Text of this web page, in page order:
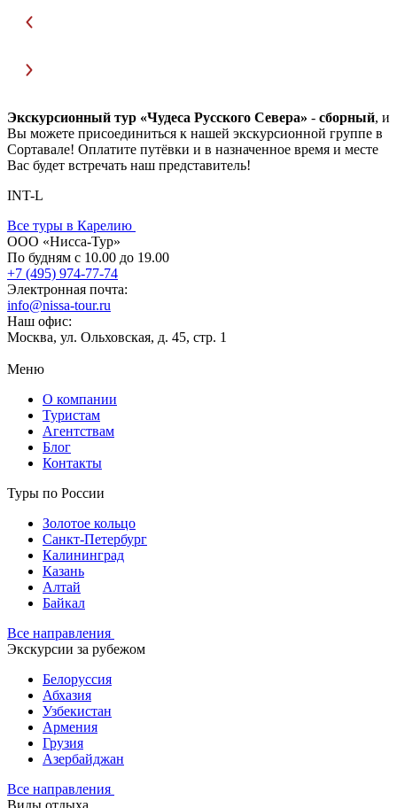
Экскурсионный тур «Чудеса Русского Севера» - сборный, и
Вы можете присоединиться к нашей экскурсионной группе в
Сортавале! Оплатите путёвки и в назначенное время и месте
Вас будет встречать наш представитель!
INT-L
Все туры в Карелию
ООО «Нисса-Тур»
По будням с 10.00 до 19.00
+7 (495) 974-77-74
Электронная почта:
info@nissa-tour.ru
Наш офис:
Москва, ул. Ольховская, д. 45, стр. 1
Меню
О компании
Туристам
Агентствам
Блог
Контакты
Туры по России
Золотое кольцо
Санкт-Петербург
Калининград
Казань
Алтай
Байкал
Все направления
Экскурсии за рубежом
Белоруссия
Абхазия
Узбекистан
Армения
Грузия
Азербайджан
Все направления
Виды отдыха